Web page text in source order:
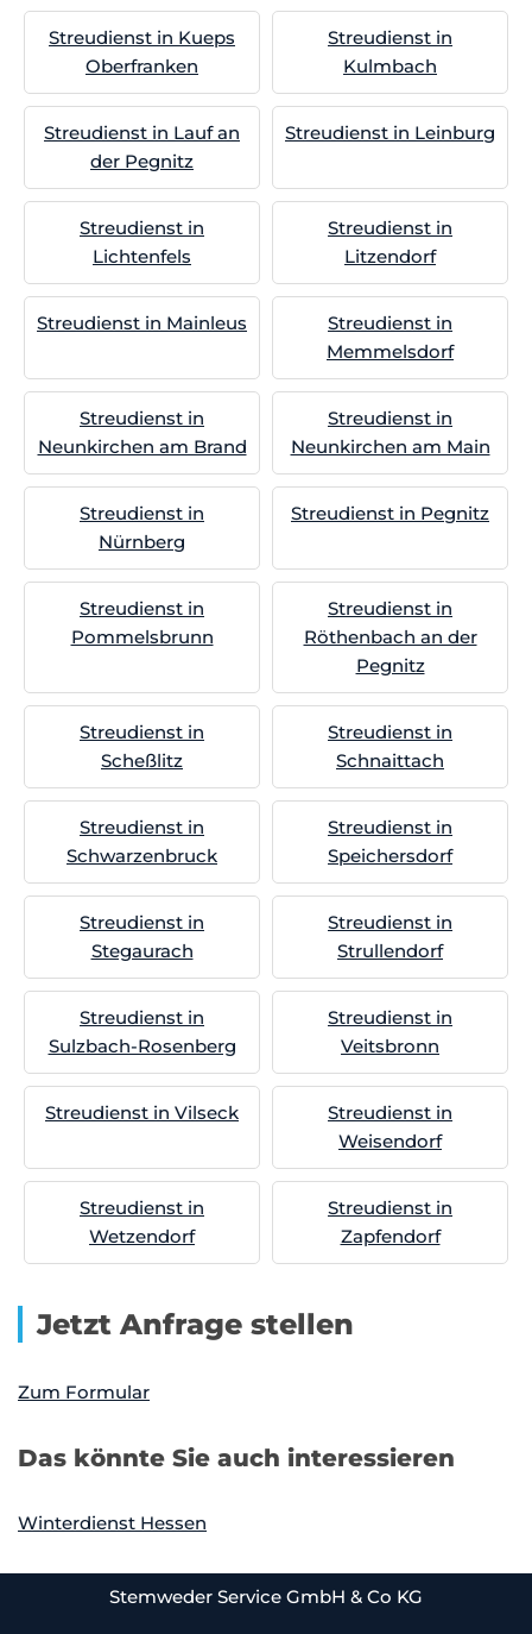
Streudienst in Kueps
Oberfranken
Streudienst in
Kulmbach
Streudienst in Lauf an
der Pegnitz
Streudienst in Leinburg
Streudienst in
Lichtenfels
Streudienst in
Litzendorf
Streudienst in Mainleus
Streudienst in
Memmelsdorf
Streudienst in
Neunkirchen am Brand
Streudienst in
Neunkirchen am Main
Streudienst in
Nürnberg
Streudienst in Pegnitz
Streudienst in
Pommelsbrunn
Streudienst in
Röthenbach an der
Pegnitz
Streudienst in
Scheßlitz
Streudienst in
Schnaittach
Streudienst in
Schwarzenbruck
Streudienst in
Speichersdorf
Streudienst in
Stegaurach
Streudienst in
Strullendorf
Streudienst in
Sulzbach-Rosenberg
Streudienst in
Veitsbronn
Streudienst in Vilseck
Streudienst in
Weisendorf
Streudienst in
Wetzendorf
Streudienst in
Zapfendorf
Jetzt Anfrage stellen
Zum Formular
Das könnte Sie auch interessieren
Winterdienst Hessen
Stemweder Service GmbH & Co KG